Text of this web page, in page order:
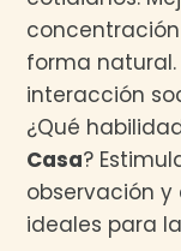
forma
interacción
¿Qué
Casa?
observación
ideales para